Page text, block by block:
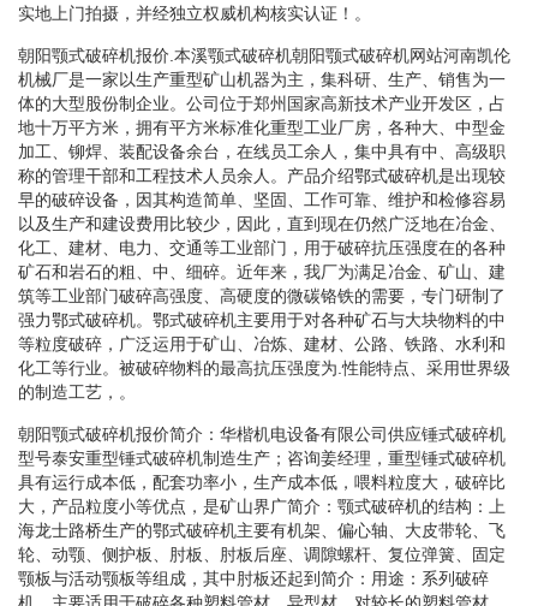
实地上门拍摄，并经独立权威机构核实认证！。
朝阳颚式破碎机报价.本溪颚式破碎机朝阳颚式破碎机网站河南凯伦
机械厂是一家以生产重型矿山机器为主，集科研、生产、销售为一
体的大型股份制企业。公司位于郑州国家高新技术产业开发区，占
地十万平方米，拥有平方米标准化重型工业厂房，各种大、中型金
加工、铆焊、装配设备余台，在线员工余人，集中具有中、高级职
称的管理干部和工程技术人员余人。产品介绍鄂式破碎机是出现较
早的破碎设备，因其构造简单、坚固、工作可靠、维护和检修容易
以及生产和建设费用比较少，因此，直到现在仍然广泛地在冶金、
化工、建材、电力、交通等工业部门，用于破碎抗压强度在的各种
矿石和岩石的粗、中、细碎。近年来，我厂为满足冶金、矿山、建
筑等工业部门破碎高强度、高硬度的微碳铬铁的需要，专门研制了
强力鄂式破碎机。鄂式破碎机主要用于对各种矿石与大块物料的中
等粒度破碎，广泛运用于矿山、冶炼、建材、公路、铁路、水利和
化工等行业。被破碎物料的最高抗压强度为.性能特点、采用世界级
的制造工艺，。
朝阳颚式破碎机报价简介：华楷机电设备有限公司供应锤式破碎机
型号泰安重型锤式破碎机制造生产；咨询姜经理，重型锤式破碎机
具有运行成本低，配套功率小，生产成本低，喂料粒度大，破碎比
大，产品粒度小等优点，是矿山界广简介：颚式破碎机的结构：上
海龙士路桥生产的鄂式破碎机主要有机架、偏心轴、大皮带轮、飞
轮、动颚、侧护板、肘板、肘板后座、调隙螺杆、复位弹簧、固定
颚板与活动颚板等组成，其中肘板还起到简介：用途：系列破碎